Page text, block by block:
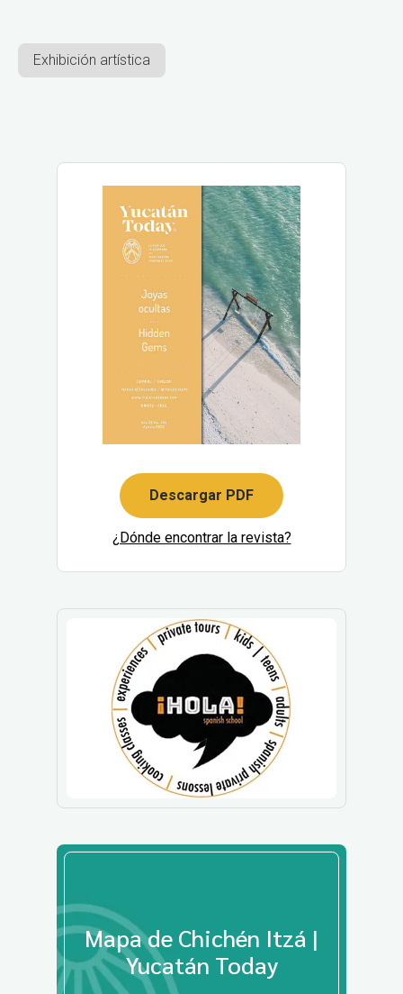
Exhibición artística
Descargar PDF
¿Dónde encontrar la revista?
Mapa de Chichén Itzá |
Yucatán Today